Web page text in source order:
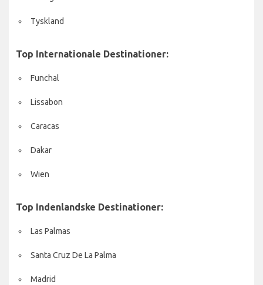
Tyskland
Top Internationale Destinationer:
Funchal
Lissabon
Caracas
Dakar
Wien
Top Indenlandske Destinationer:
Las Palmas
Santa Cruz De La Palma
Madrid